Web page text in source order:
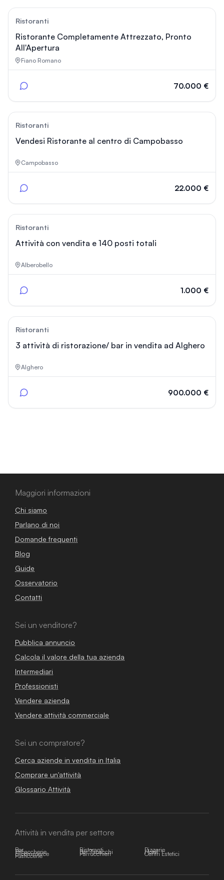
Ristoranti
Ristorante Completamente Attrezzato, Pronto
All'Apertura
Fiano Romano
70.000 €
Ristoranti
Vendesi Ristorante al centro di Campobasso
Campobasso
22.000 €
Ristoranti
Attività con vendita e 140 posti totali
Alberobello
1.000 €
Ristoranti
3 attività di ristorazione/ bar in vendita ad Alghero
Alghero
900.000 €
Maggiori informazioni
Chi siamo
Parlano di noi
Domande frequenti
Blog
Guide
Osservatorio
Contatti
Sei un venditore?
Pubblica annuncio
Calcola il valore della tua azienda
Intermediari
Professionisti
Vendere azienda
Vendere attività commerciale
Sei un compratore?
Cerca aziende in vendita in Italia
Comprare un'attività
Glossario Attività
Attività in vendita per settore
Bar Ristoranti Pizzerie
Tabaccherie Bar Tabacchi Hotel
E-commerce Parrucchieri Centri Estetici
Pasticcerie